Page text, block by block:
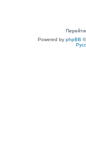
Powered by phpBB